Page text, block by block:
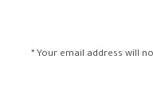
Your email address will